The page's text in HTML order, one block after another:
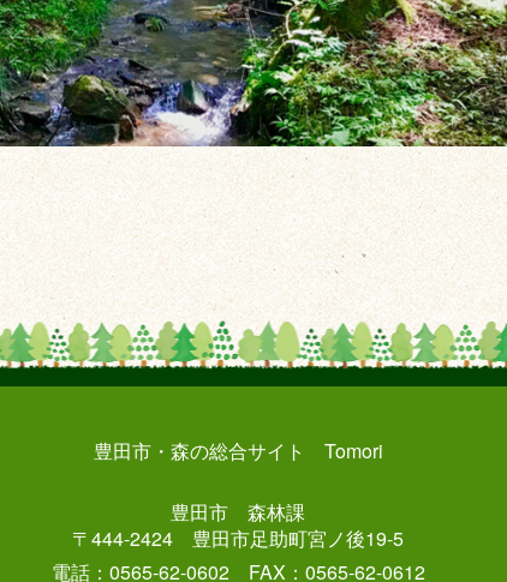
豊田市・森の総合サイト Tomori
豊田市 森林課
〒444-2424 豊田市足助町宮ノ後19-5
電話：0565-62-0602 FAX：0565-62-0612